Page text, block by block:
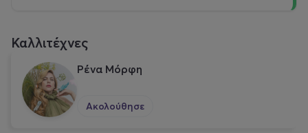
Καλλιτέχνες
Ρένα Μόρφη
Ακολούθησε